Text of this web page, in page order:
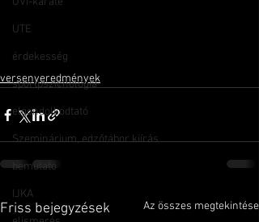
UTE
érdekesség
sportpszichológia
elgondolkodtató
Szeminárium, edzőtábor kiírás
bemutató
IJKA
versenyeredmények
Friss bejegyzések Az összes megtekintése